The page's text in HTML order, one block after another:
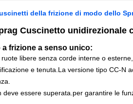
della frizione di modo dello
Cuscinetto unidirezionale
frizione a senso unico:
libere senza corde interne o
e tenuta.La versione tipo CC-N
essere superata.per garantire le